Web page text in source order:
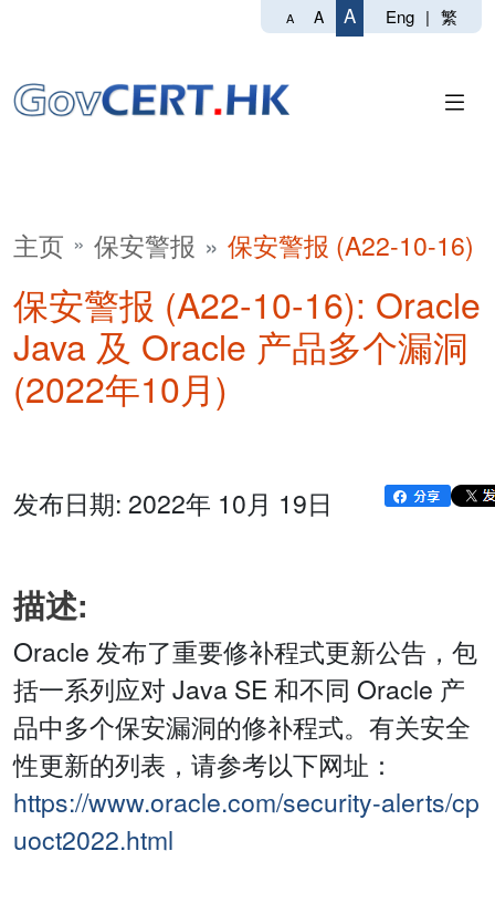
A A A Eng | 繁
主页 保安警报 保安警报 (A22-10-16)
保安警报 (A22-10-16): Oracle
Java 及 Oracle 产品多个漏洞
(2022年10月)
发布日期: 2022年 10月 19日
描述:
Oracle 发布了重要修补程式更新公告，包
括一系列应对 Java SE 和不同 Oracle 产
品中多个保安漏洞的修补程式。有关安全
性更新的列表，请参考以下网址：
https://www.oracle.com/security-alerts/cp
uoct2022.html